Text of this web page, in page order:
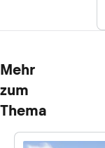
Mehr
zum
Thema